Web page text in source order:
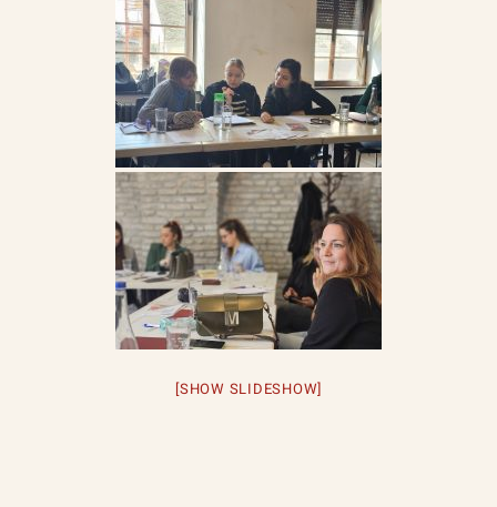
[SHOW SLIDESHOW]